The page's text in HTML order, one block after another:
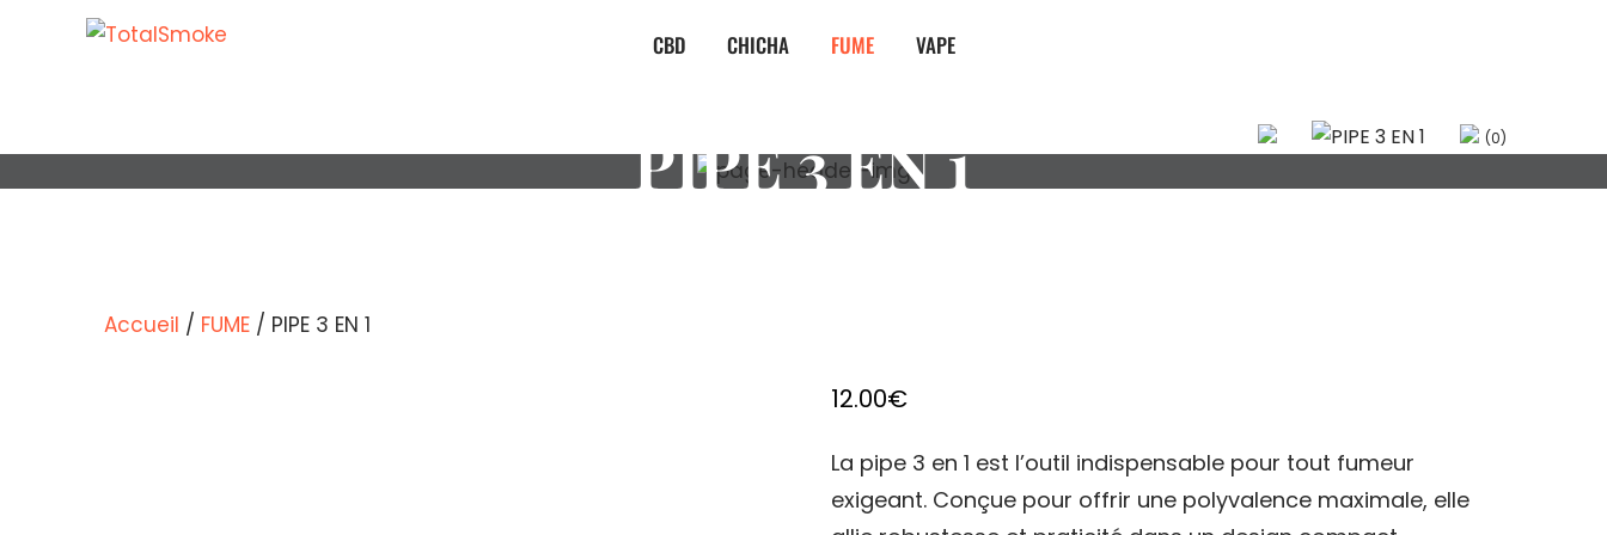
CBD CHICHA FUME VAPE
(0)
PIPE 3 EN 1
Accueil / FUME / PIPE 3 EN 1
12.00€
La pipe 3 en 1 est l’outil indispensable pour tout fumeur
exigeant. Conçue pour offrir une polyvalence maximale, elle